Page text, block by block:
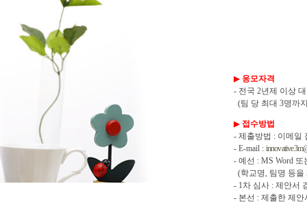
▶ 응모자격
- 전국 2년제 이상
(팀 당 최대 3명까
▶ 접수방법
- 제출방법 : 이메일
- E-mail :
- 예선 : MS Word
(학교명, 팀명 등
- 1차 심사 : 제안서
- 본선 : 제출한 제